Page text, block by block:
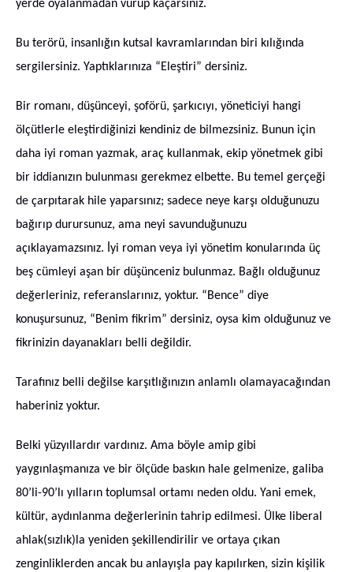
yerde oyalanmadan vurup kaçarsınız.
Bu terörü, insanlığın kutsal kavramlarından biri kılığında
sergilersiniz. Yaptıklarınıza “Eleştiri” dersiniz.
Bir romanı, düşünceyi, şoförü, şarkıcıyı, yöneticiyi hangi
ölçütlerle eleştirdiğinizi kendiniz de bilmezsiniz. Bunun için
daha iyi roman yazmak, araç kullanmak, ekip yönetmek gibi
bir iddianızın bulunması gerekmez elbette. Bu temel gerçeği
de çarpıtarak hile yaparsınız; sadece neye karşı olduğunuzu
bağırıp durursunuz, ama neyi savunduğunuzu
açıklayamazsınız. İyi roman veya iyi yönetim konularında üç
beş cümleyi aşan bir düşünceniz bulunmaz. Bağlı olduğunuz
değerleriniz, referanslarınız, yoktur. “Bence” diye
konuşursunuz, “Benim fikrim” dersiniz, oysa kim olduğunuz ve
fikrinizin dayanakları belli değildir.
Tarafınız belli değilse karşıtlığınızın anlamlı olamayacağından
haberiniz yoktur.
Belki yüzyıllardır vardınız. Ama böyle amip gibi
yaygınlaşmanıza ve bir ölçüde baskın hale gelmenize, galiba
80’li-90’lı yılların toplumsal ortamı neden oldu. Yani emek,
kültür, aydınlanma değerlerinin tahrip edilmesi. Ülke liberal
ahlak(sızlık)la yeniden şekillendirilir ve ortaya çıkan
zenginliklerden ancak bu anlayışla pay kapılırken, sizin kişilik